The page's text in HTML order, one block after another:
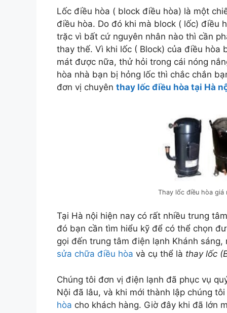
Lốc điều hòa ( block điều hòa) là một
điều hòa. Do đó khi mà block ( lốc) điều
trặc vì bất cứ nguyên nhân nào thì cần
thay thế. Vì khi lốc ( Block) của điều hòa
mát được nữa, thử hỏi trong cái nóng
hòa nhà bạn bị hỏng lốc thì chắc chắn
đơn vị chuyên thay lốc điều hòa tại Hà
Thay lốc điều hòa giá
Tại Hà nội hiện nay có rất nhiều trung
đó bạn cần tìm hiểu kỹ để có thể chọn
gọi đến trung tâm điện lạnh Khánh
sửa chữa điều hòa và cụ thể là thay lốc
Chúng tôi đơn vị điện lạnh đã phục vụ
Nội đã lâu, và khi mới thành lập chúng
hòa cho khách hàng. Giờ đây khi đã lớn